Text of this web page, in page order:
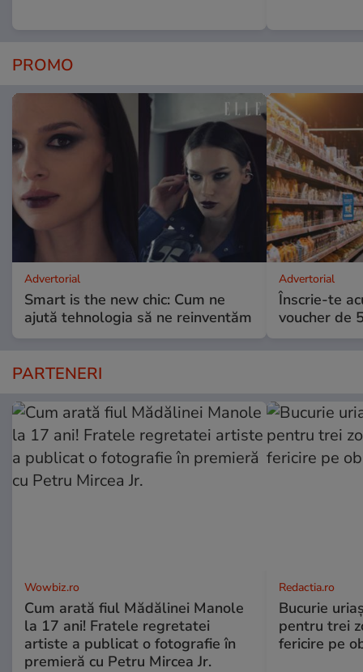
PROMO
Advertorial
Smart is the new chic: Cum ne
ajută tehnologia să ne reinventăm
Advertorial
Înscrie-te
voucher de
PARTENERI
Wowbiz.ro
Cum arată fiul Mădălinei Manole
la 17 ani! Fratele regretatei
artiste a publicat o fotografie în
premieră cu Petru Mircea Jr.
Redactia.ro
Bucurie
pentru trei
fericire pe